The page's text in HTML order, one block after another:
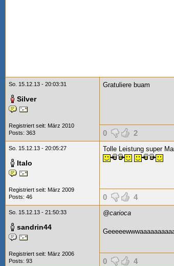
So. 15.12.13 - 20:03:31
Silver
Registriert seit: März 2010
Posts: 363
Gratuliere buam
0 2
So. 15.12.13 - 20:05:27
Italo
Registriert seit: März 2009
Posts: 46
Tolle Leistung super
0 4
So. 15.12.13 - 21:50:33
sandrin44
Registriert seit: März 2006
Posts: 93
@carioca
0 4